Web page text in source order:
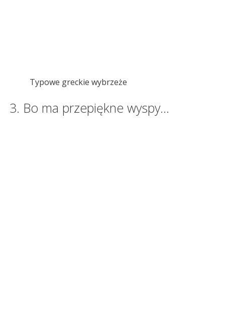
Typowe greckie wybrzeże
3. Bo ma przepiękne wyspy…